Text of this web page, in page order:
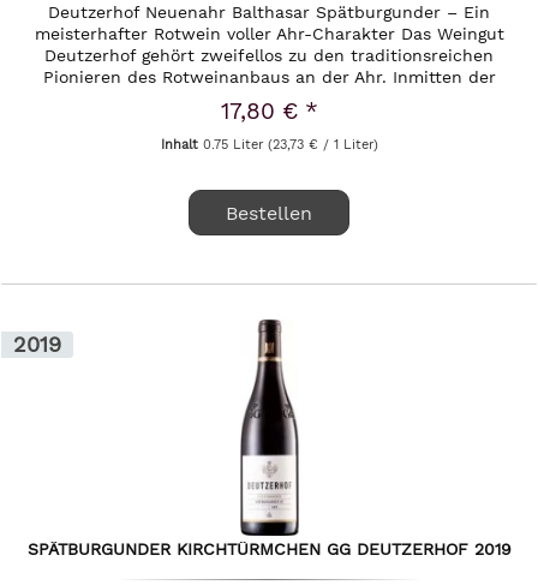
Deutzerhof Neuenahr Balthasar Spätburgunder – Ein
meisterhafter Rotwein voller Ahr-Charakter Das Weingut
Deutzerhof gehört zweifellos zu den traditionsreichen
Pionieren des Rotweinanbaus an der Ahr. Inmitten der
spektakulären, von...
17,80 € *
Inhalt 0.75 Liter (23,73 € / 1 Liter)
Bestellen
2019
SPÄTBURGUNDER KIRCHTÜRMCHEN GG DEUTZERHOF 2019